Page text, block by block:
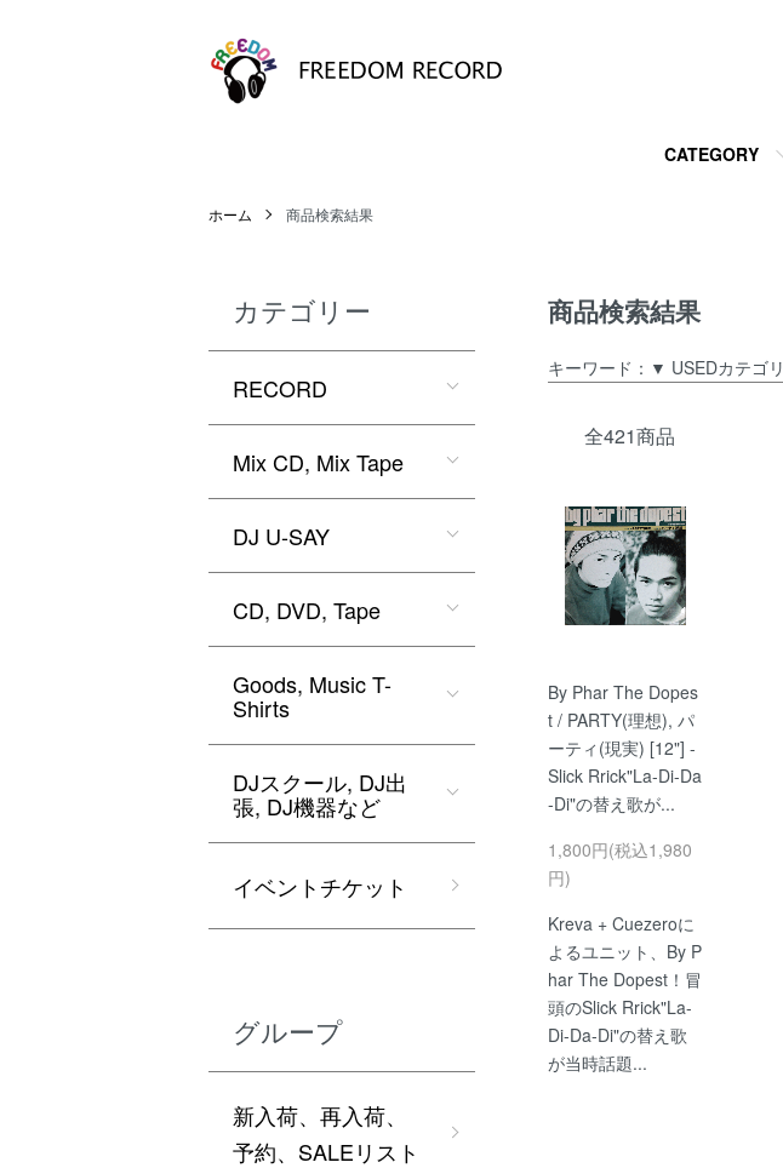
CATEGORY
ホーム 商品検索結果
商品検索結果
キーワード：▼ USEDカテゴリ
全421商品
By Phar The Dopes
t / PARTY(理想), パ
ーティ(現実) [12"] -
Slick Rrick"La-Di-Da
-Di"の替え歌が...
1,800円(税込1,980
円)
Kreva + Cuezeroに
よるユニット、By P
har The Dopest！冒
頭のSlick Rrick"La-
Di-Da-Di"の替え歌
が当時話題...
カテゴリー
RECORD
Mix CD, Mix Tape
DJ U-SAY
CD, DVD, Tape
Goods, Music T-
Shirts
DJスクール, DJ出
張, DJ機器など
イベントチケット
グループ
新入荷、再入荷、
予約、SALEリスト